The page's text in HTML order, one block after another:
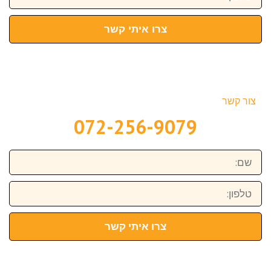
צרו איתי קשר
צור קשר
072-256-9079
שם:
טלפון:
צרו איתי קשר